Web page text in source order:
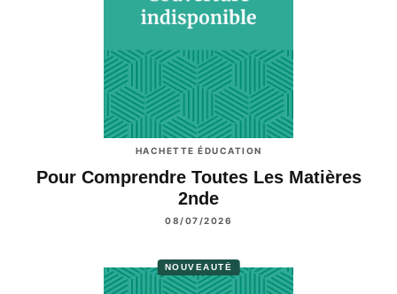
HACHETTE ÉDUCATION
Pour Comprendre Toutes Les Matières
2nde
08/07/2026
NOUVEAUTÉ